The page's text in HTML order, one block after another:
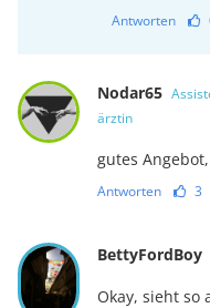
Antworten
Nodar65
ärztin
gutes
Antworten 3
BettyFordBoy
Okay, sieht so